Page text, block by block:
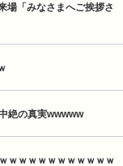
場「みなさまへご挨拶さ
絶の真実wwwww
ｗｗｗｗｗｗｗｗｗｗｗ